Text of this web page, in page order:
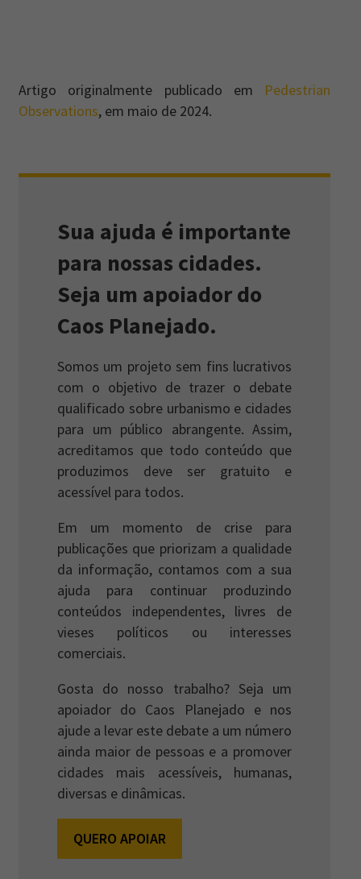
Artigo originalmente publicado em Pedestrian
Observations, em maio de 2024.
Sua ajuda é importante
para nossas cidades.
Seja um apoiador do
Caos Planejado.
Somos um projeto sem fins lucrativos
com o objetivo de trazer o debate
qualificado sobre urbanismo e cidades
para um público abrangente. Assim,
acreditamos que todo conteúdo que
produzimos deve ser gratuito e
acessível para todos.
Em um momento de crise para
publicações que priorizam a qualidade
da informação, contamos com a sua
ajuda para continuar produzindo
conteúdos independentes, livres de
vieses políticos ou interesses
comerciais.
Gosta do nosso trabalho? Seja um
apoiador do Caos Planejado e nos
ajude a levar este debate a um número
ainda maior de pessoas e a promover
cidades mais acessíveis, humanas,
diversas e dinâmicas.
QUERO APOIAR